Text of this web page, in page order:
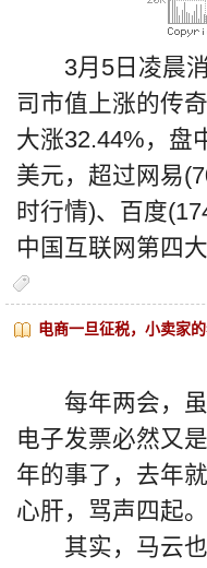
3月5日凌晨消
司市值上涨的传
大涨32.44%，盘
美元，超过网易
时行情)、百度
中国互联网第四
电商一旦征税，小卖家的
每年两会，虽
电子发票必然又
年的事了，去年
心肝，骂声四起。
其实，马云也